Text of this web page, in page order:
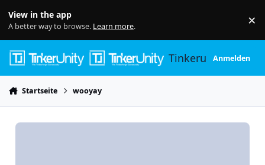
View in the app
A better way to browse. Learn more. ×
TinkerunityAnmelden
Startseite wooyay